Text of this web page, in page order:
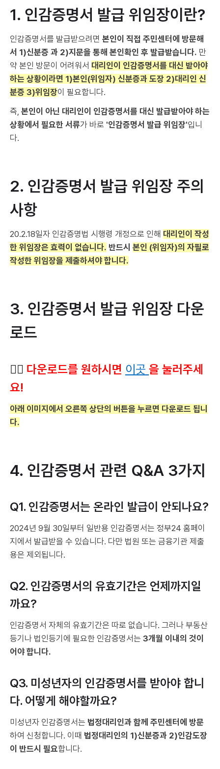
1. 인감증명서 발급 위임장이란?
인감증명서를 발급받으려면 본인이 직접 주민센터에 방문해
서 1)신분증 과 2)지문을 통해 본인확인 후 발급받습니다. 만
약 본인 방문이 어려워서 대리인이 인감증명서를 대신 받아야
하는 상황이라면 1)본인(위임자) 신분증과 도장 2)대리인 신
분증 3)위임장이 필요합니다.
즉, 본인이 아닌 대리인이 인감증명서를 대신 발급받아야 하는
상황에서 필요한 서류가 바로 '인감증명서 발급 위임장'입니
다.
2. 인감증명서 발급 위임장 주의
사항
20.2.18일자 인감증명법 시행령 개정으로 인해 대리인이 작성
한 위임장은 효력이 없습니다. 반드시 본인 (위임자)의 자필로
작성한 위임장을 제출하셔야 합니다.
3. 인감증명서 발급 위임장 다운
로드
👉🏻 다운로드를 원하시면 이곳 을 눌러주세
요!
아래 이미지에서 오른쪽 상단의 버튼을 누르면 다운로드 됩니
다.
4. 인감증명서 관련 Q&A 3가지
Q1. 인감증명서는 온라인 발급이 안되나요?
2024년 9월 30일부터 일반용 인감증명서는 정부24 홈페이
지에서 발급받을 수 있습니다. 다만 법원 또는 금융기관 제출
용은 제외됩니다.
Q2. 인감증명서의 유효기간은 언제까지일
까요?
인감증명서 자체의 유효기간은 따로 없습니다. 그러나 부동산
등기나 법인등기에 필요한 인감증명서는 3개월 이내의 것이
어야 합니다.
Q3. 미성년자의 인감증명서를 받아야 합니
다. 어떻게 해야할까요?
미성년자 인감증명서는 법정대리인과 함께 주민센터에 방문
하여 신청합니다. 이때 법정대리인의 1)신분증과 2)인감도장
이 반드시 필요합니다.